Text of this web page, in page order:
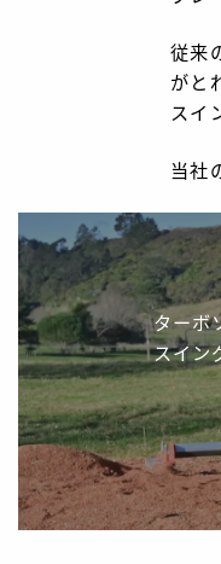
従来
がと
スイ
当社
ターボ
スイン